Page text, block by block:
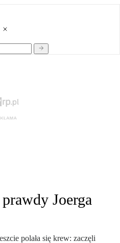
Joerga
polała się krew: zaczęli